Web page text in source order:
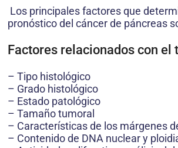
Los principales factores que
pronóstico del cáncer de páncreas
Factores relacionados con el
– Tipo histológico
– Grado histológico
– Estado patológico
– Tamaño tumoral
– Características de los márgenes
– Contenido de DNA nuclear y